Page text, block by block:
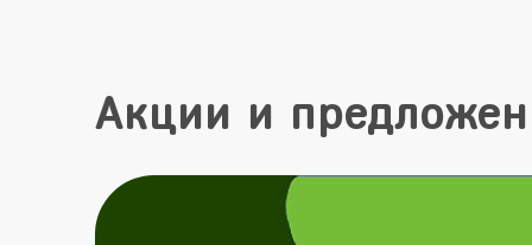
Акции и